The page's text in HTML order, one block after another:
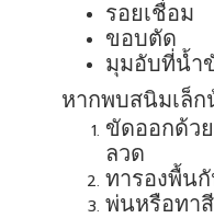
รอยเชื่อม
ขอบตัด
มุมอับที่น้ำ
หากพบสนิมเล็ก
ขัดออกด้ว
ลวด
ทารองพื้น
พ่นหรือทา